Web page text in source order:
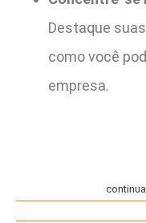
Destaque
como você
empresa.